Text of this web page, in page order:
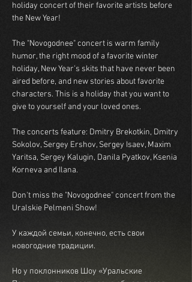
holiday concert of their favorite artists before
the New Year!
The "Novogodnee" concert is warm family
humor, the right mood of a favorite winter
holiday, New Year's skits that have never been
aired before, and new stories about favorite
characters. This is a holiday that you want to
give to yourself and your loved ones.
The concerts feature: Dmitry Brekotkin, Dmitry
Sokolov, Sergey Ershov, Sergey Isaev, Maxim
Yaritsa, Sergey Kalugin, Danila Pyatkov, Ksenia
Korneva and Ilana.
Don't miss the "Novogodnee" concert from the
Uralskie Pelmeni Show!
У каждой семьи, конечно, есть свои
новогодние традиции.
Но у поклонников Шоу «Уральские